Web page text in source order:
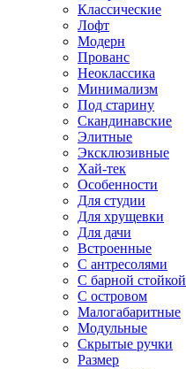
Классические
Лофт
Модерн
Прованс
Неоклассика
Минимализм
Под старину
Скандинавские
Элитные
Эксклюзивные
Хай-тек
Особенности
Для студии
Для хрущевки
Для дачи
Встроенные
С антресолями
С барной стойкой
С островом
Малогабаритные
Модульные
Скрытые ручки
Размер